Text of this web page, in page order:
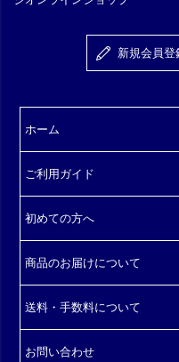
新規会員登
ホーム
ご利用ガイド
初めての方へ
商品のお届けについて
送料・手数料について
お問い合わせ